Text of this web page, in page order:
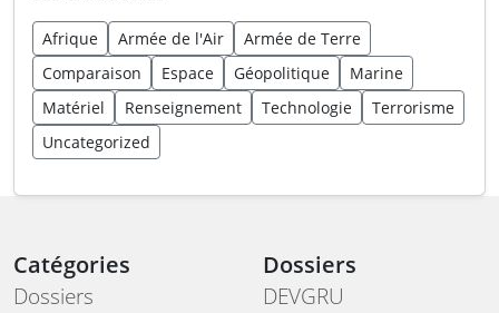
Afrique Armée de l'Air
Armée de Terre
Comparaison
Espace Géopolitique
Marine
Matériel
Renseignement Technologie
Terrorisme
Uncategorized
Catégories
Dossiers
Dossiers
DEVGRU